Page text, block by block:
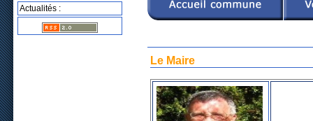
Actualités :
Le Maire